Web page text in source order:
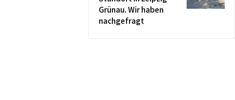
Grünau. Wir haben
nachgefragt